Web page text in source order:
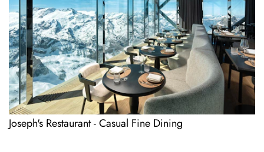
Joseph's Restaurant - Casual Fine Dining